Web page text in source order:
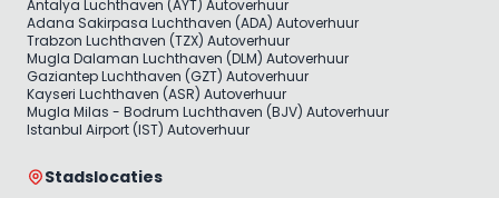
Antalya Luchthaven (AYT) Autoverhuur
Adana Sakirpasa Luchthaven (ADA) Autoverhuur
Trabzon Luchthaven (TZX) Autoverhuur
Mugla Dalaman Luchthaven (DLM) Autoverhuur
Gaziantep Luchthaven (GZT) Autoverhuur
Kayseri Luchthaven (ASR) Autoverhuur
Mugla Milas - Bodrum Luchthaven (BJV) Autoverhuur
Istanbul Airport (IST) Autoverhuur
Stadslocaties